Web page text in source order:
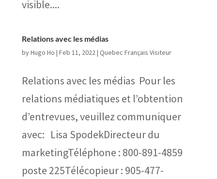
visible....
Relations avec les médias
byHugo Ho | Feb 11, 2022| Quebec Français Visiteur
Relations avec les médias ​ Pour les
relations médiatiques et l’obtention
d’entrevues, veuillez communiquer
avec: Lisa SpodekDirecteur du
marketingTéléphone : 800-891-4859
poste 225Télécopieur : 905-477-